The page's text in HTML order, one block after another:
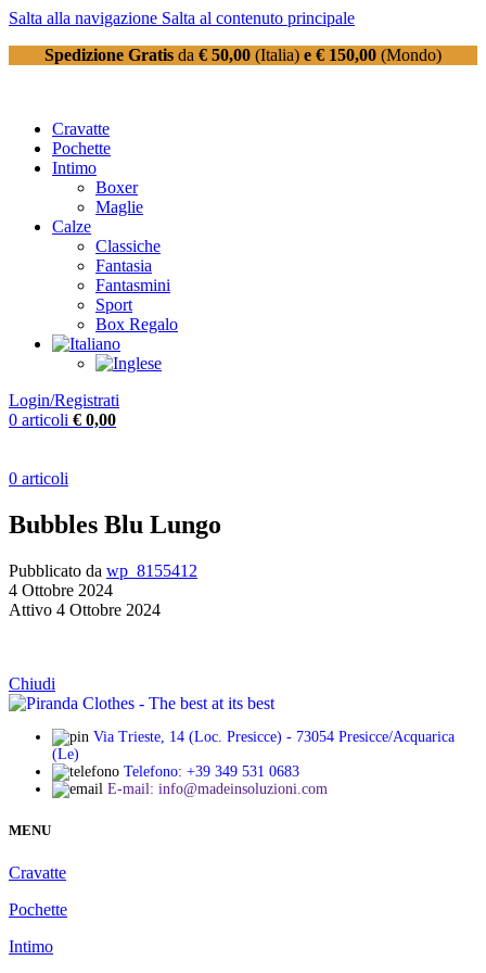
Salta alla navigazione Salta al contenuto principale
Spedizione Gratis da € 50,00 (Italia) e € 150,00 (Mondo)
Cravatte
Pochette
Intimo
Boxer
Maglie
Calze
Classiche
Fantasia
Fantasmini
Sport
Box Regalo
Login/Registrati
0 articoli € 0,00
0 articoli
Bubbles Blu Lungo
Pubblicato da wp_8155412
4 Ottobre 2024
Attivo 4 Ottobre 2024
Chiudi
Via Trieste, 14 (Loc. Presicce) - 73054 Presicce/Acquarica
(Le)
Telefono: +39 349 531 0683
E-mail: info@madeinsoluzioni.com
MENU
Cravatte
Pochette
Intimo